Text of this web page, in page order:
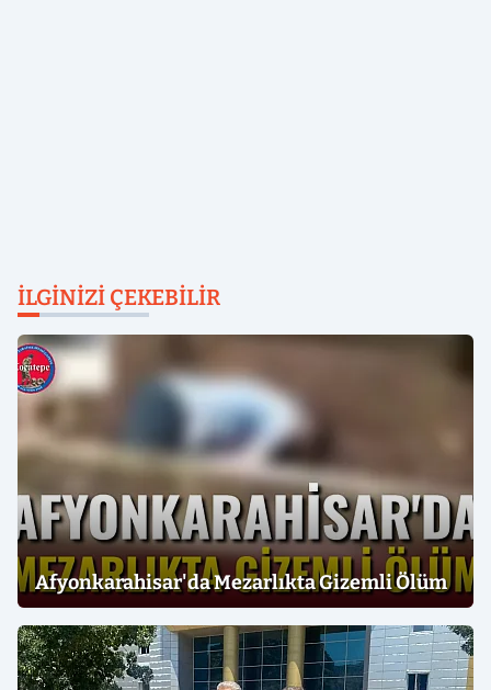
İLGINIZI ÇEKEBILIR
Afyonkarahisar'da Mezarlıkta Gizemli Ölüm